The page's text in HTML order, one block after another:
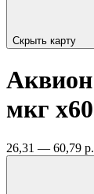
Скрыть карту
Аквион
мкг x60
26,31 — 60,79 р.